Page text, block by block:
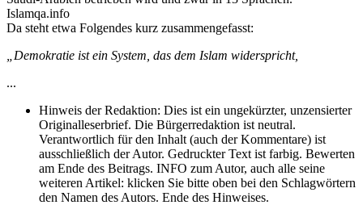
Islamqa.info
Da steht etwa Folgendes kurz zusammengefasst:
„Demokratie ist ein System, das dem Islam widerspricht,
...
Hinweis der Redaktion: Dies ist ein ungekürzter, unzensierter
Originalleserbrief. Die Bürgerredaktion ist neutral.
Verantwortlich für den Inhalt (auch der Kommentare) ist
ausschließlich der Autor. Gedruckter Text ist farbig. Bewerten
am Ende des Beitrags. INFO zum Autor, auch alle seine
weiteren Artikel: klicken Sie bitte oben bei den Schlagwörtern
den Namen des Autors. Ende des Hinweises.